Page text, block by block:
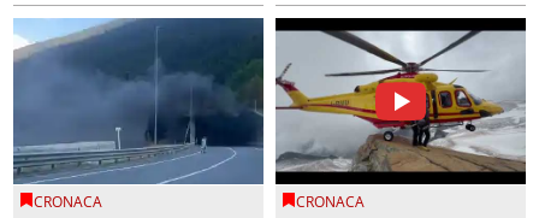
CRONACA CRONACA